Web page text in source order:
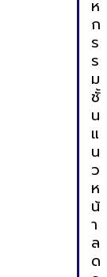
ห
ก
ร
ร
ม
ชั้
น
แ
น
ว
ห
น้
า
ล
ด